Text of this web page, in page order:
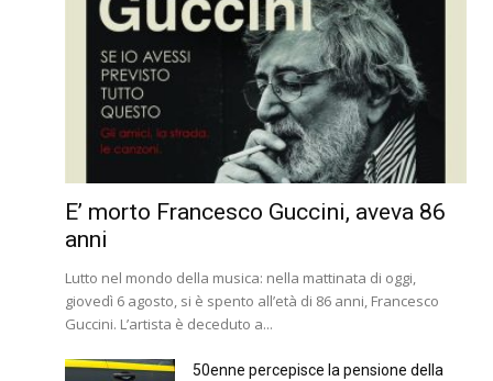
E’ morto Francesco Guccini, aveva 86
anni
Lutto nel mondo della musica: nella mattinata di oggi,
giovedì 6 agosto, si è spento all’età di 86 anni, Francesco
Guccini. L’artista è deceduto a...
50enne percepisce la pensione della